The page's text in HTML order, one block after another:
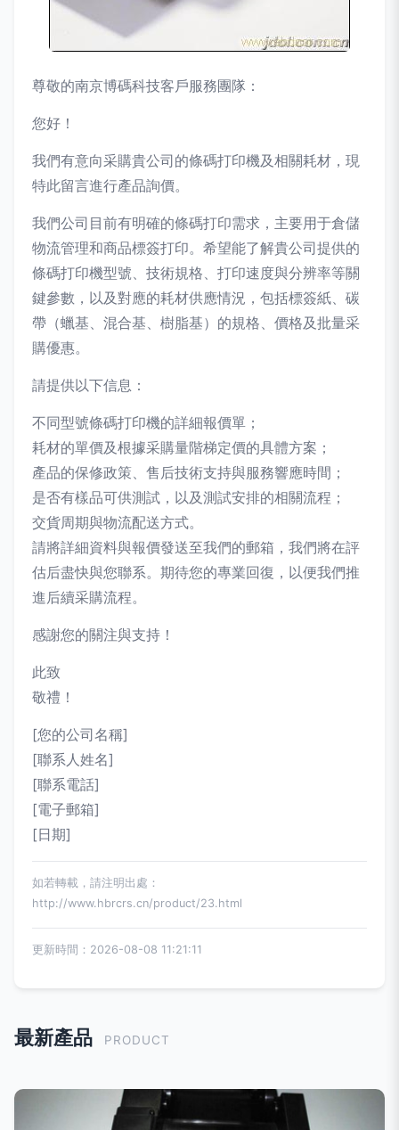
尊敬的南京博碼科技客戶服務團隊：
您好！
我們有意向采購貴公司的條碼打印機及相關耗材，現
特此留言進行產品詢價。
我們公司目前有明確的條碼打印需求，主要用于倉儲
物流管理和商品標簽打印。希望能了解貴公司提供的
條碼打印機型號、技術規格、打印速度與分辨率等關
鍵參數，以及對應的耗材供應情況，包括標簽紙、碳
帶（蠟基、混合基、樹脂基）的規格、價格及批量采
購優惠。
請提供以下信息：
不同型號條碼打印機的詳細報價單；
耗材的單價及根據采購量階梯定價的具體方案；
產品的保修政策、售后技術支持與服務響應時間；
是否有樣品可供測試，以及測試安排的相關流程；
交貨周期與物流配送方式。
請將詳細資料與報價發送至我們的郵箱，我們將在評
估后盡快與您聯系。期待您的專業回復，以便我們推
進后續采購流程。
感謝您的關注與支持！
此致
敬禮！
[您的公司名稱]
[聯系人姓名]
[聯系電話]
[電子郵箱]
[日期]
如若轉載，請注明出處：
http://www.hbrcrs.cn/product/23.html
更新時間：2026-08-08 11:21:11
最新產品 PRODUCT